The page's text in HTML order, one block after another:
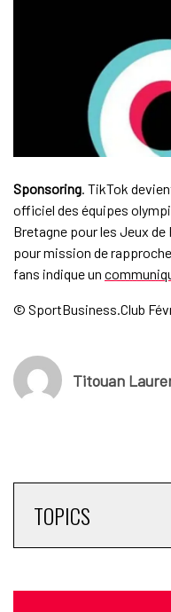
Sponsoring. TikTok
officiel des équipes
Bretagne pour les Jeux
pour mission de
fans indique un
© SportBusiness.Club
Titouan
TOPICS